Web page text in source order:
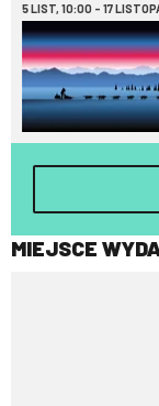
5 LIST, 10:00 - 17
MIEJSCE